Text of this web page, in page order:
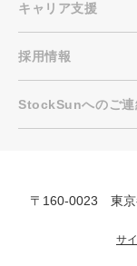
プロに無料相談をする
キャリア支援
採用情報
StockSunへのご連
〒160-0023 東京
サ